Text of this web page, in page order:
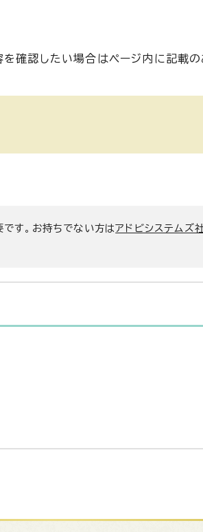
確認したい場合はページ内に記載
です。お持ちでない方はアドビシステムズ社